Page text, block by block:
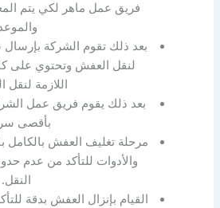
فريق عمل ماهر لكي يتم
بعد ذلك تقوم الشركة
لنقل العفش وتحتوي على
اللازمة
بعد ذلك يقوم فريق عمل
بأقصى
مرحلة تغليف العفش بالكامل
والأدوات للتأكد من عدم
النقل.
القيام بإنزال العفش بدقة